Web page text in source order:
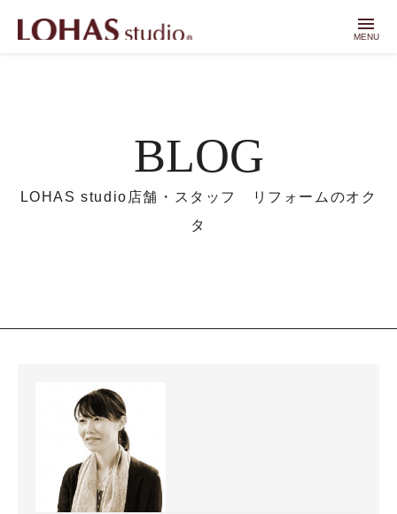
menu
MENU
BLOG
LOHAS studio店舗・スタッフ リフォームのオク
タ